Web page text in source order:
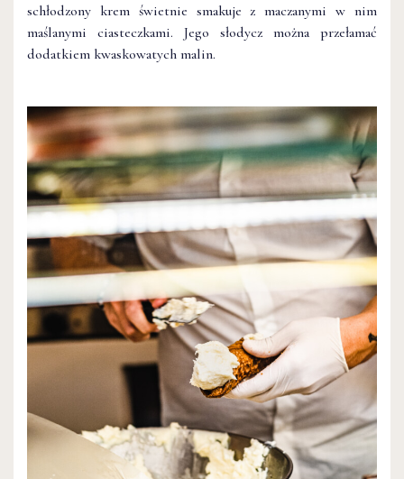
schłodzony krem świetnie smakuje z maczanymi w nim
maślanymi ciasteczkami. Jego słodycz można przełamać
dodatkiem kwaskowatych malin.